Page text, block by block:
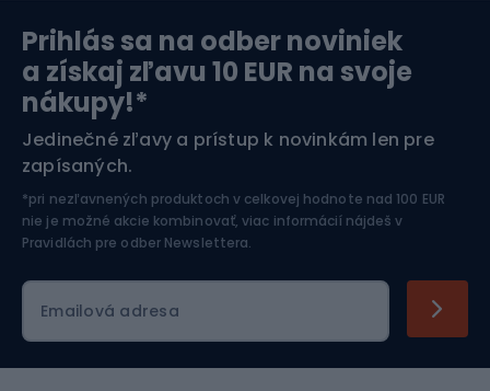
Orientačný beh
Lyžovanie
Športová elektronika
Jazdectvo
Prihlás sa na odber noviniek
a získaj zľavu 10 EUR na svoje
nákupy!*
Jedinečné zľavy a prístup k novinkám len pre
zapísaných.
*pri nezľavnených produktoch v celkovej hodnote nad 100 EUR
nie je možné akcie kombinovať, viac informácií nájdeš v
Pravidlách pre odber Newslettera.
Emailová adresa